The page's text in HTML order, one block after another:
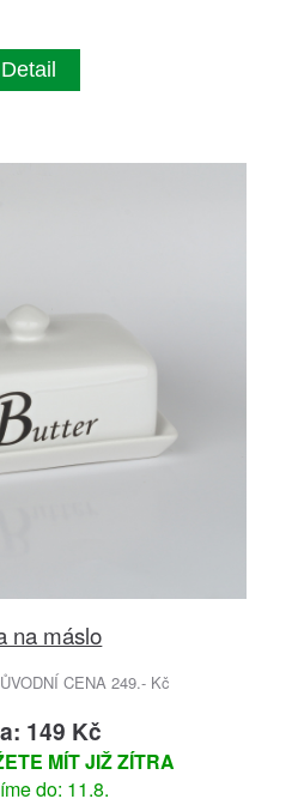
Detail
na máslo
CENA 249.- Kč
149 Kč
MÍT JIŽ ZÍTRA
do: 11.8.